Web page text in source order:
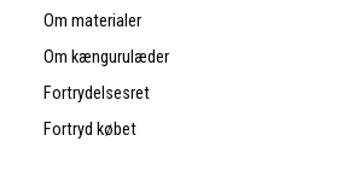
Om materialer
Om kængurulæder
Fortrydelsesret
Fortryd købet